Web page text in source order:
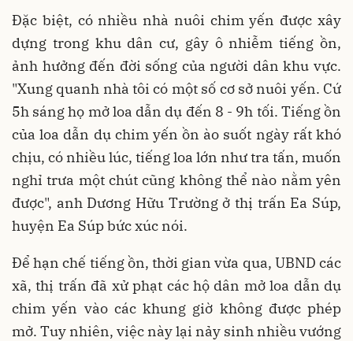
Đặc biệt, có nhiều nhà nuôi chim yến được xây
dựng trong khu dân cư, gây ô nhiễm tiếng ồn,
ảnh hưởng đến đời sống của người dân khu vực.
"Xung quanh nhà tôi có một số cơ sở nuôi yến. Cứ
5h sáng họ mở loa dẫn dụ đến 8 - 9h tối. Tiếng ồn
của loa dẫn dụ chim yến ồn ào suốt ngày rất khó
chịu, có nhiều lúc, tiếng loa lớn như tra tấn, muốn
nghỉ trưa một chút cũng không thể nào nằm yên
được", anh Dương Hữu Trường ở thị trấn Ea Súp,
huyện Ea Súp bức xúc nói.
Để hạn chế tiếng ồn, thời gian vừa qua, UBND các
xã, thị trấn đã xử phạt các hộ dân mở loa dẫn dụ
chim yến vào các khung giờ không được phép
mở. Tuy nhiên, việc này lại nảy sinh nhiều vướng